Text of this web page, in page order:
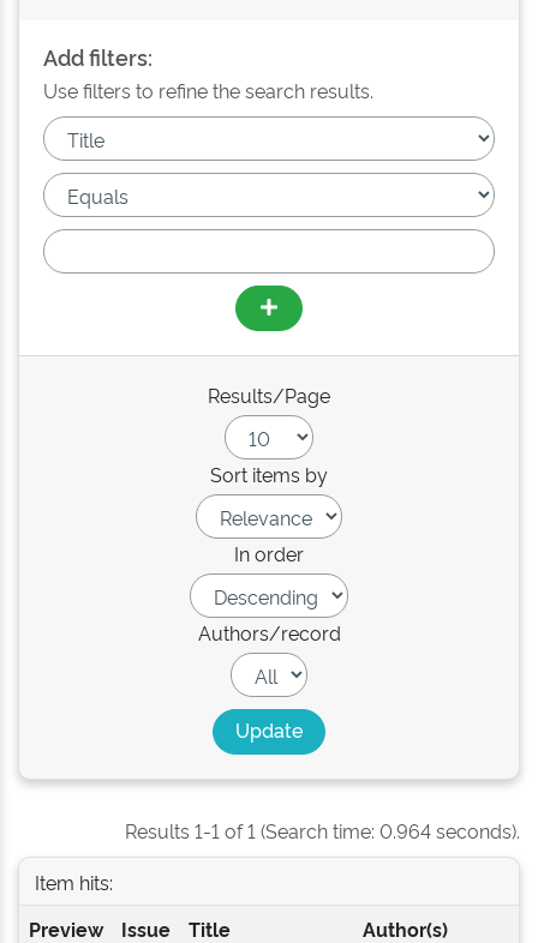
Add filters:
Use filters to refine the search results.
Results/Page
Sort items by
In order
Authors/record
Results 1-1 of 1 (Search time: 0.964 seconds).
Item hits:
Preview
Issue
Title Author(s)